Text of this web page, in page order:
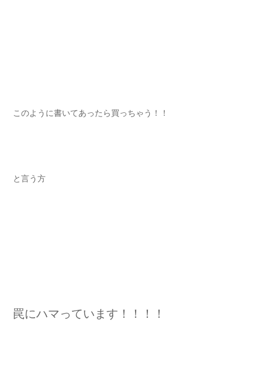
このように書いてあったら買っちゃう！！
と言う方
罠にハマっています！！！！